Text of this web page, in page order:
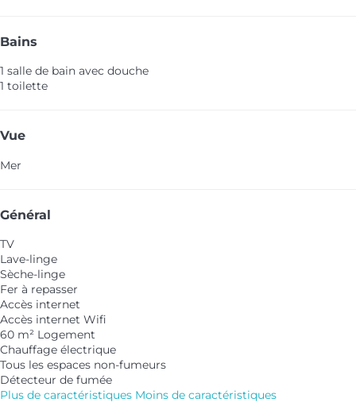
Bains
1 salle de bain avec douche
1 toilette
Vue
Mer
Général
TV
Lave-linge
Sèche-linge
Fer à repasser
Accès internet
Accès internet Wifi
60 m² Logement
Chauffage électrique
Tous les espaces non-fumeurs
Détecteur de fumée
Plus de caractéristiques Moins de caractéristiques